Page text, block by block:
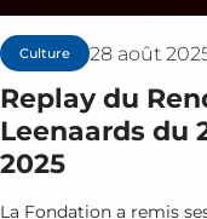
Culture 28 août
Replay du
Leenaards du
2025
La Fondation a remis